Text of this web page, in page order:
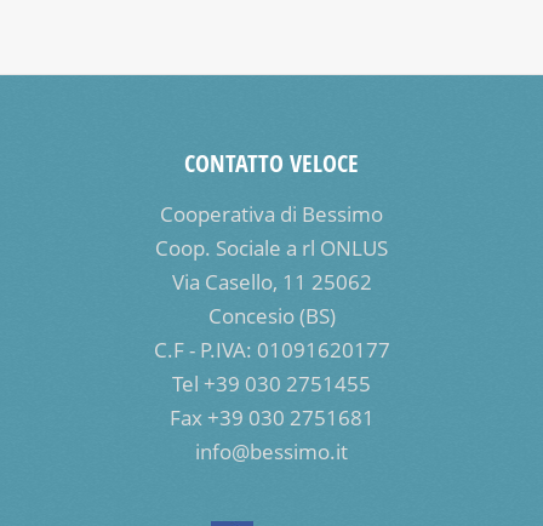
CONTATTO VELOCE
Cooperativa di Bessimo
Coop. Sociale a rl ONLUS
Via Casello, 11 25062
Concesio (BS)
C.F - P.IVA: 01091620177
Tel +39 030 2751455
Fax +39 030 2751681
info@bessimo.it